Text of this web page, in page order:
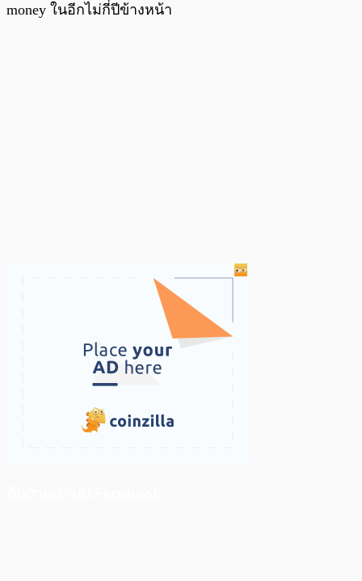
money ในอีกไม่กี่ปีข้างหน้า